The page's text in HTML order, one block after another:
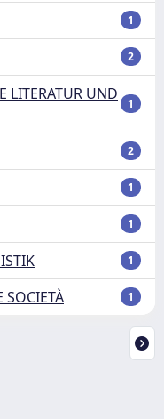
1
2
LITERATUR UND
1
2
1
1
1
SOCIETÀ 1